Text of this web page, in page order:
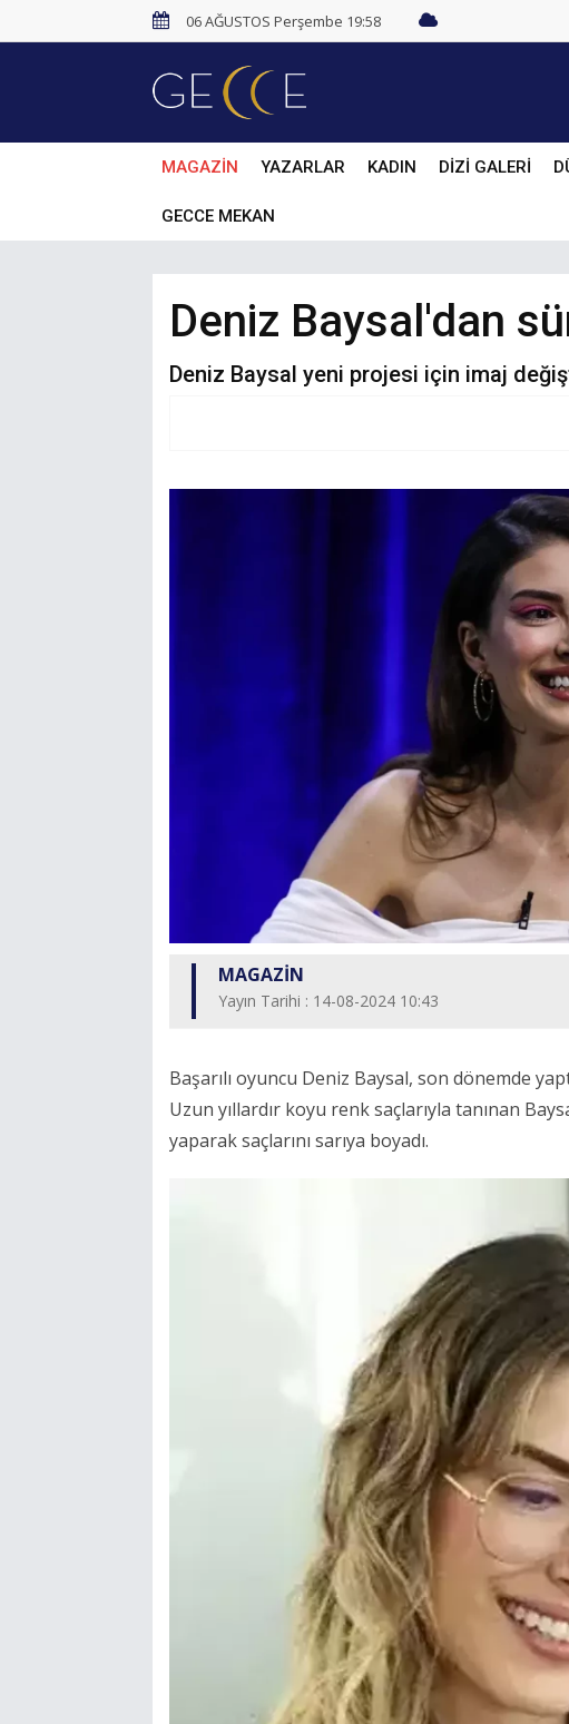
06 AĞUSTOS Perşembe 19:58
MAGAZİN YAZARLAR KADIN DİZİ GALERİ
GECCE MEKAN
Deniz Baysal'dan
Deniz Baysal yeni projesi için imaj
MAGAZİN
Yayın Tarihi : 14-08-2024 10:43
Başarılı oyuncu Deniz Baysal, son dönemde
Uzun yıllardır koyu renk saçlarıyla tanınan
yaparak saçlarını sarıya boyadı.